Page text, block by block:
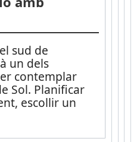
sud de
un dels
contemplar
Sol. Planificar
escollir un